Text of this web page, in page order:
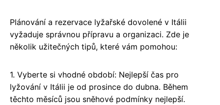
Plánování a rezervace lyžařské dovolené v Itálii
vyžaduje správnou přípravu a organizaci. Zde je
několik užitečných tipů, které vám pomohou:
1. Vyberte si vhodné období: Nejlepší čas pro
lyžování v Itálii je od prosince do dubna. Během
těchto měsíců jsou sněhové podmínky nejlepší.